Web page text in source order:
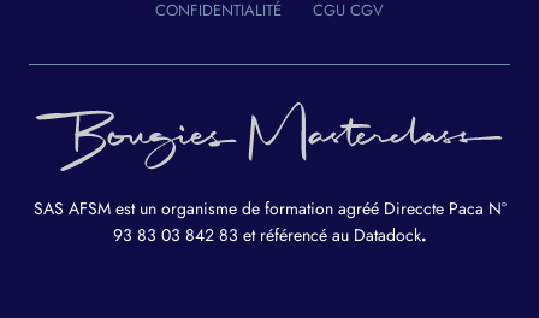
CONFIDENTIALITÉ
CGU CGV
SAS AFSM est un organisme de formation agréé Direccte Paca N°
93 83 03 842 83 et référencé au Datadock.